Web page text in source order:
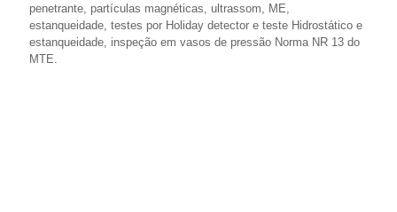
penetrante, partículas magnéticas, ultrassom, ME,
estanqueidade, testes por Holiday detector e teste Hidrostático e
estanqueidade, inspeção em vasos de pressão Norma NR 13 do
MTE.